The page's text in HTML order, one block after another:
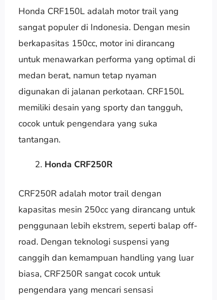
Honda CRF150L adalah motor trail yang
sangat populer di Indonesia. Dengan mesin
berkapasitas 150cc, motor ini dirancang
untuk menawarkan performa yang optimal di
medan berat, namun tetap nyaman
digunakan di jalanan perkotaan. CRF150L
memiliki desain yang sporty dan tangguh,
cocok untuk pengendara yang suka
tantangan.
Honda CRF250R
CRF250R adalah motor trail dengan
kapasitas mesin 250cc yang dirancang untuk
penggunaan lebih ekstrem, seperti balap off-
road. Dengan teknologi suspensi yang
canggih dan kemampuan handling yang luar
biasa, CRF250R sangat cocok untuk
pengendara yang mencari sensasi